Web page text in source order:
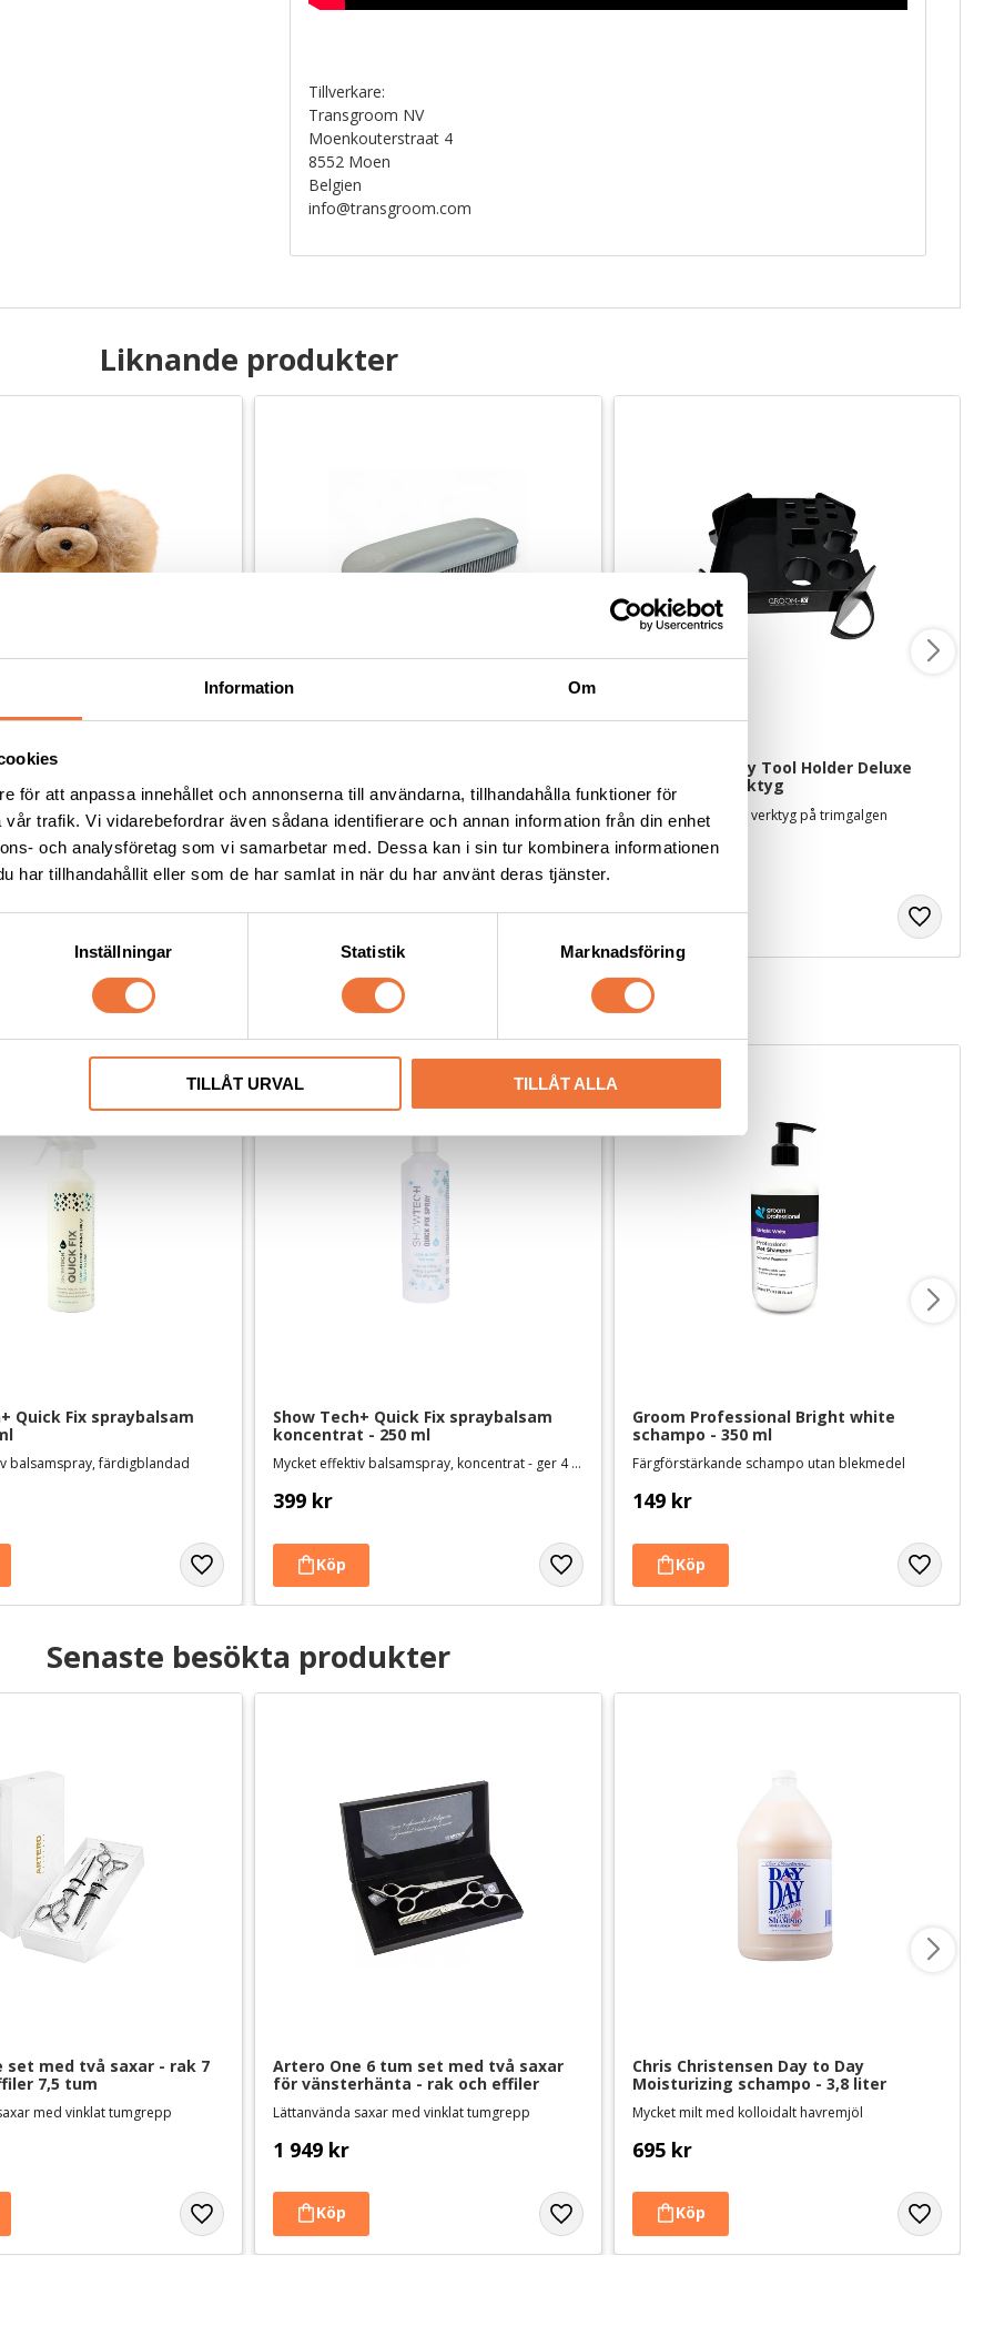
Information Om
för att anpassa innehållet och annonserna till användarna, tillhandahålla funktioner för
trafik. Vi vidarebefordrar även sådana identifierare och annan information från din enhet
och analysföretag som vi samarbetar med. Dessa kan i sin tur kombinera informationen
har tillhandahållit eller som de har samlat in när du har använt deras tjänster.
Inställningar Statistik Marknadsföring
TILLÅT URVAL TILLÅT ALLA
Tillverkare:
Transgroom NV
Moenkouterstraat 4
8552 Moen
Belgien
info@transgroom.com
Liknande produkter
för modellhuvud -
och träning på huvudklippning För enkel och effektiv borttagning av pälsstrån från textilier mm.
99kr
Groom-X Handy Tool Holder Deluxe
hållare för verktyg
Smart förvaring av verktyg på trimgalgen
399kr
Andra köpte även
Quick Fix spraybalsam
balsamspray, färdigblandad
Show Tech+ Quick Fix spraybalsam
koncentrat - 250 ml
Mycket effektiv balsamspray, koncentrat - ger 4 liter
399 kr
Groom Professional Bright white
schampo - 350 ml
Färgförstärkande schampo utan blekmedel
149 kr
Senaste besökta produkter
set med två saxar - rak 7
7,5 tum
med vinklat tumgrepp
Artero One 6 tum set med två saxar
för vänsterhänta - rak och effiler
Lättanvända saxar med vinklat tumgrepp
1 949 kr
Chris Christensen Day to Day
Moisturizing schampo - 3,8 liter
Mycket milt med kolloidalt havremjöl
695 kr